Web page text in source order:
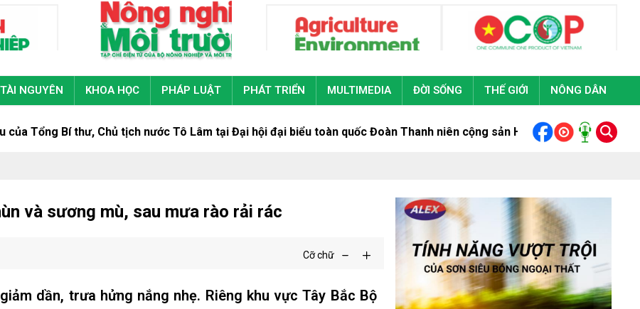
TÀI NGUYÊN KHOA HỌC PHÁP LUẬT PHÁT TRIỂN MULTIMEDIA ĐỜI SỐNG THẾ GIỚI NÔNG DÂN
Bí thư, Chủ tịch nước Tô Lâm tại Đại hội đại biểu toàn quốc Đoàn Thanh niên cộng sản Hồ Chí Minh lần thứ XIIIBộ trưởng
và sương mù, sau mưa rào rải rác
Cỡ chữ
dần, trưa hửng nắng nhẹ. Riêng khu vực Tây Bắc Bộ